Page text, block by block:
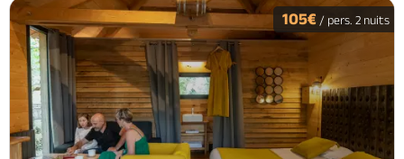
105€ / pers. 2 nuits